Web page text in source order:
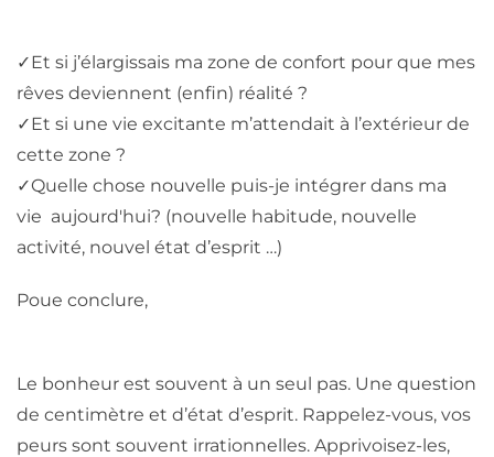
✓Et si j’élargissais ma zone de confort pour que mes
rêves deviennent (enfin) réalité ?
✓Et si une vie excitante m’attendait à l’extérieur de
cette zone ?
✓Quelle chose nouvelle puis-je intégrer dans ma
vie aujourd'hui? (nouvelle habitude, nouvelle
activité, nouvel état d’esprit …)
Poue conclure,
Le bonheur est souvent à un seul pas. Une question
de centimètre et d’état d’esprit. Rappelez-vous, vos
peurs sont souvent irrationnelles. Apprivoisez-les,